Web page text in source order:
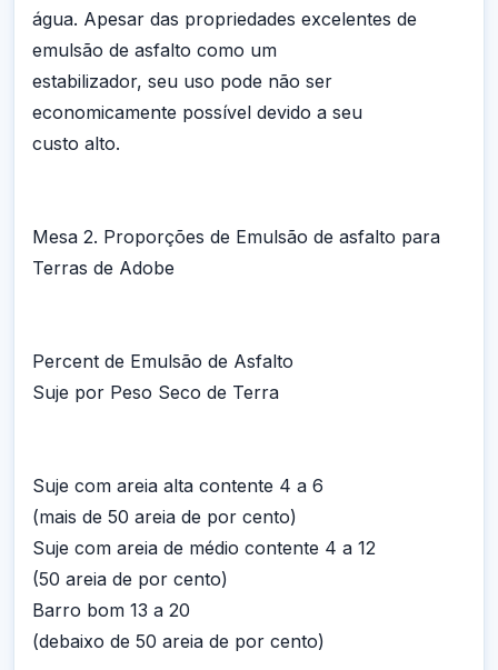
água. Apesar das propriedades excelentes de
emulsão de asfalto como um
estabilizador, seu uso pode não ser
economicamente possível devido a seu
custo alto.
Mesa 2. Proporções de Emulsão de asfalto para
Terras de Adobe
Percent de Emulsão de Asfalto
Suje por Peso Seco de Terra
Suje com areia alta contente 4 a 6
(mais de 50 areia de por cento)
Suje com areia de médio contente 4 a 12
(50 areia de por cento)
Barro bom 13 a 20
(debaixo de 50 areia de por cento)